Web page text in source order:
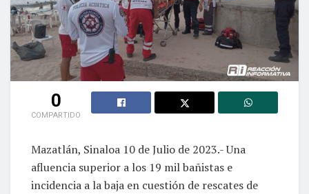
0
COMPARTIDO
Mazatlán, Sinaloa 10 de Julio de 2023.- Una
afluencia superior a los 19 mil bañistas e
incidencia a la baja en cuestión de rescates de